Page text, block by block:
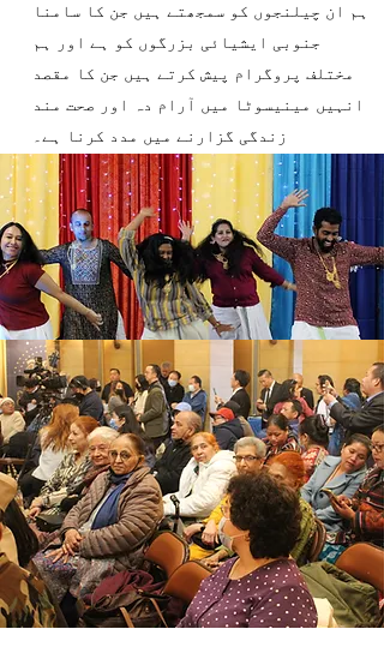
ہم ان چیلنجوں کو سمجھتے ہیں جن کا سامنا
جنوبی ایشیائی بزرگوں کو ہے اور ہم
مختلف پروگرام پیش کرتے ہیں جن کا مقصد
انہیں مینیسوٹا میں آرام دہ اور صحت مند
زندگی گزارنے میں مدد کرنا ہے۔